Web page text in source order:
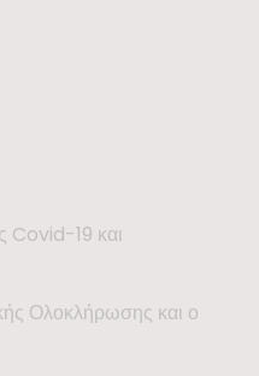
Covid-19 και
Ολοκλήρωσης και ο